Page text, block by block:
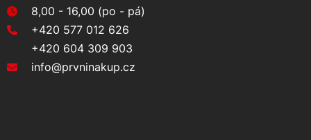
8,00 - 16,00 (po - pá)
+420 577 012 626
+420 604 309 903
info@prvninakup.cz